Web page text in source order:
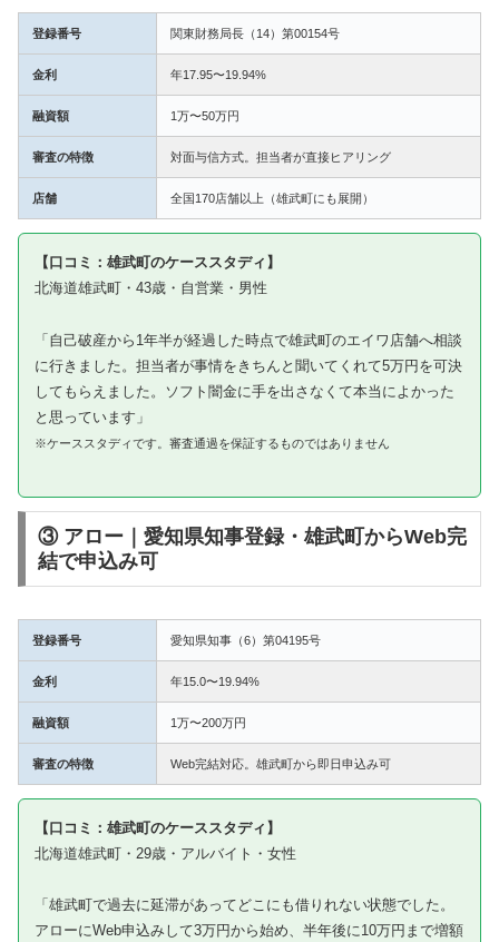
登録番号 関東財務局長（14）第00154号
金利 年17.95〜19.94%
融資額 1万〜50万円
審査の特徴 対面与信方式。担当者が直接ヒアリング
店舗 全国170店舗以上（雄武町にも展開）
【口コミ：雄武町のケーススタディ】
北海道雄武町・43歳・自営業・男性
「自己破産から1年半が経過した時点で雄武町のエイワ店舗へ相談
に行きました。担当者が事情をきちんと聞いてくれて5万円を可決
してもらえました。ソフト闇金に手を出さなくて本当によかった
と思っています」
※ケーススタディです。審査通過を保証するものではありません
③ アロー｜愛知県知事登録・雄武町からWeb完
結で申込み可
登録番号 愛知県知事（6）第04195号
金利 年15.0〜19.94%
融資額 1万〜200万円
審査の特徴 Web完結対応。雄武町から即日申込み可
【口コミ：雄武町のケーススタディ】
北海道雄武町・29歳・アルバイト・女性
「雄武町で過去に延滞があってどこにも借りれない状態でした。
アローにWeb申込みして3万円から始め、半年後に10万円まで増額